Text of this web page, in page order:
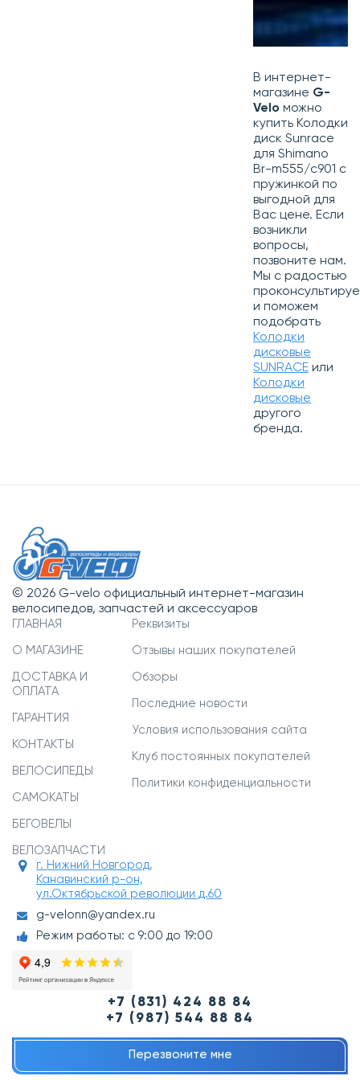
В интернет-
магазине G-
Velo можно
купить Колодки
диск Sunrace
для Shimano
Br-m555/c901 с
пружинкой по
выгодной для
Вас цене. Если
возникли
вопросы,
позвоните нам.
Мы с радостью
и поможем
подобрать
Колодки
дисковые
SUNRACE или
Колодки
дисковые
другого
бренда.
© 2026 G-velo официальный интернет-магазин
велосипедов, запчастей и аксессуаров
ГЛАВНАЯ
О МАГАЗИНЕ
ДОСТАВКА И
ОПЛАТА
ГАРАНТИЯ
КОНТАКТЫ
ВЕЛОСИПЕДЫ
САМОКАТЫ
БЕГОВЕЛЫ
ВЕЛОЗАПЧАСТИ
Реквизиты
Отзывы наших покупателей
Обзоры
Последние новости
Условия использования сайта
Клуб постоянных покупателей
Политики конфиденциальности
г. Нижний Новгород,
Канавинский р-он,
ул.Октябрьской революции д.60
g-velonn@yandex.ru
Режим работы: с 9:00 до 19:00
+7 (831) 424 88 84
+7 (987) 544 88 84
Перезвоните мне